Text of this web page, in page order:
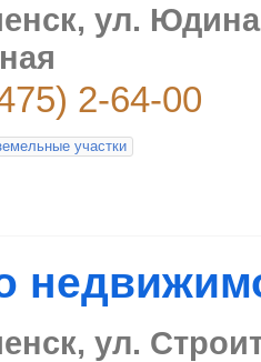
ул.
2-64-00
участки
ул.